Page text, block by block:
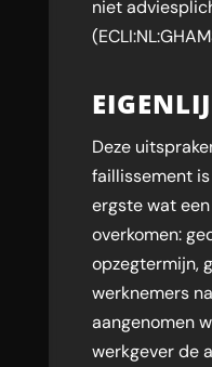
niet
Deze
faillissement
ergste wat
overkomen:
opzegtermijn,
werknemers
aangenomen
werkgever de